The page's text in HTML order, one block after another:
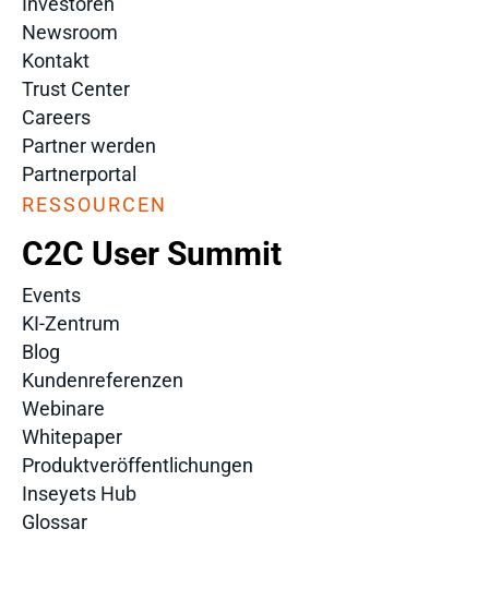
Newsroom
Kontakt
Trust Center
Careers
Partner werden
Partnerportal
RESSOURCEN
C2C User Summit
Events
KI-Zentrum
Blog
Kundenreferenzen
Webinare
Whitepaper
Produktveröffentlichungen
Inseyets Hub
Glossar